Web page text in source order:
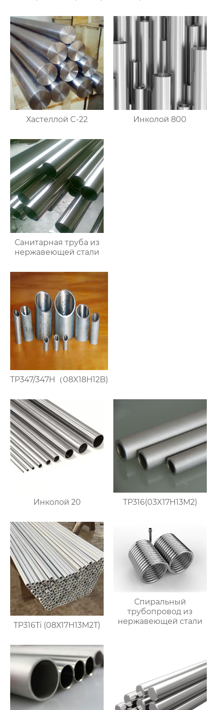
Хастеллой C-22 Инколой 800
Санитарная труба из
нержавеющей стали
TP347/347H（08X18H12B)
Инколой 20 TP316(03X17H13M2)
TP316Ti (08Х17Н13М2Т)
Спиральный
трубопровод из
нержавеющей стали